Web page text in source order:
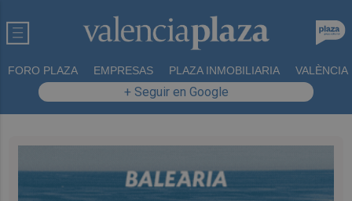
FORO PLAZA EMPRESAS PLAZA INMOBILIARIA VALÈNCIA
+ Seguir en Google